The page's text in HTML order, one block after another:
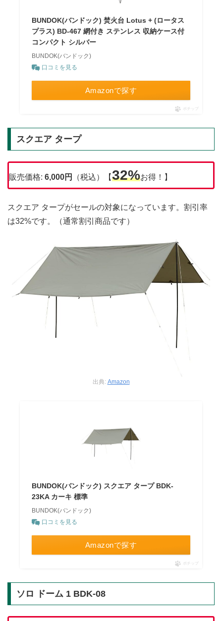
BUNDOK(バンドック) 焚火台 Lotus + (ロータス
プラス) BD-467 網付き ステンレス 収納ケース付
コンパクト シルバー
BUNDOK(バンドック)
口コミを見る
Amazonで探す
ポチップ
スクエア タープ
販売価格: 6,000円 （税込）【32%お得！】
スクエア タープがセールの対象になっています。割引率
は32%です。（通常割引商品です）
出典: Amazon
BUNDOK(バンドック) スクエア タープ BDK-
23KA カーキ 標準
BUNDOK(バンドック)
口コミを見る
Amazonで探す
ポチップ
ソロ ドーム 1 BDK-08